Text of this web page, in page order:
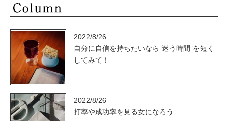
2022/8/26
自分に自信を持ちたいなら”迷う時間”を短く
してみて！
2022/8/26
打率や成功率を見る女になろう